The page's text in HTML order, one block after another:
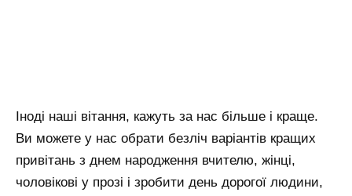
Іноді наші вітання, кажуть за нас більше і краще.
Ви можете у нас обрати безліч варіантів кращих
привітань з днем народження вчителю, жінці,
чоловікові у прозі і зробити день дорогої людини,